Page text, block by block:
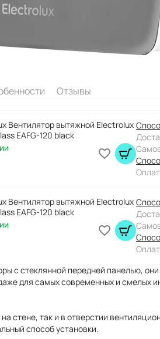
Отзывы
Вентилятор вытяжной Electrolux
EAFG-120 black
Вентилятор вытяжной Electrolux
EAFG-120 black
с стеклянной передней панелью,
для самых современных и смелых
стене, так и в отверстии
способ установки.